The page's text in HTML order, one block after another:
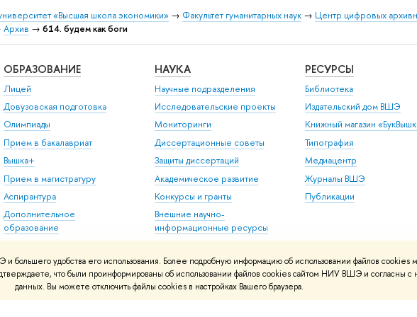
удобства его использования. Более подробную информацию об использовании файлов cookies
что были проинформированы об использовании файлов cookies сайтом НИУ ВШЭ и согласны
данных. Вы можете отключить файлы cookies в настройках Вашего браузера.
«Высшая школа экономики» → Факультет гуманитарных наук → Центр цифровых
Архив → 614. будем как боги
ОБРАЗОВАНИЕ
Лицей
Довузовская подготовка
Олимпиады
Прием в бакалавриат
Вышка+
Прием в магистратуру
Аспирантура
Дополнительное
образование
Бизнес-инкубатор ВШЭ
Образовательные
партнерства
НАУКА
Научные подразделения
Исследовательские проекты
Мониторинги
Диссертационные советы
Защиты диссертаций
Академическое развитие
Конкурсы и гранты
Внешние научно-
информационные ресурсы
РЕСУРСЫ
Библиотека
Издательский дом ВШЭ
Книжный магазин
Типография
Медиацентр
Журналы ВШЭ
Публикации